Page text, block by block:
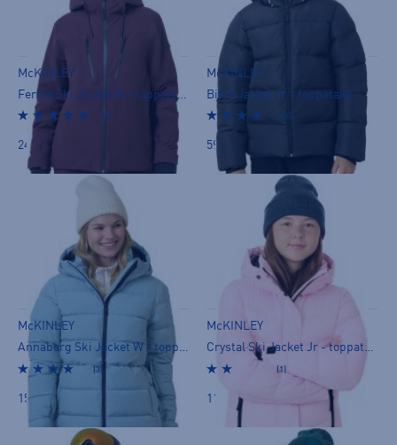
McKINLEY
Fernie Ski Jacket W - toppatakki
(1)
249,00 €
McKINLEY
Billie Jacket Jr - toppatakki
(6)
59,90 €
McKINLEY
Annaberg Ski Jacket W - toppatakki
(3)
159,00 €
McKINLEY
Crystal Ski Jacket Jr - toppatakki
(1)
119,00 €